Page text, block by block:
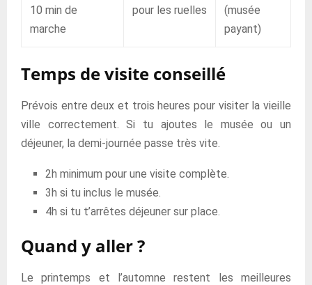
10 min de
marche
pour les ruelles
(musée
payant)
Temps de visite conseillé
Prévois entre deux et trois heures pour visiter la vieille
ville correctement. Si tu ajoutes le musée ou un
déjeuner, la demi-journée passe très vite.
2h minimum pour une visite complète.
3h si tu inclus le musée.
4h si tu t’arrêtes déjeuner sur place.
Quand y aller ?
Le printemps et l’automne restent les meilleures